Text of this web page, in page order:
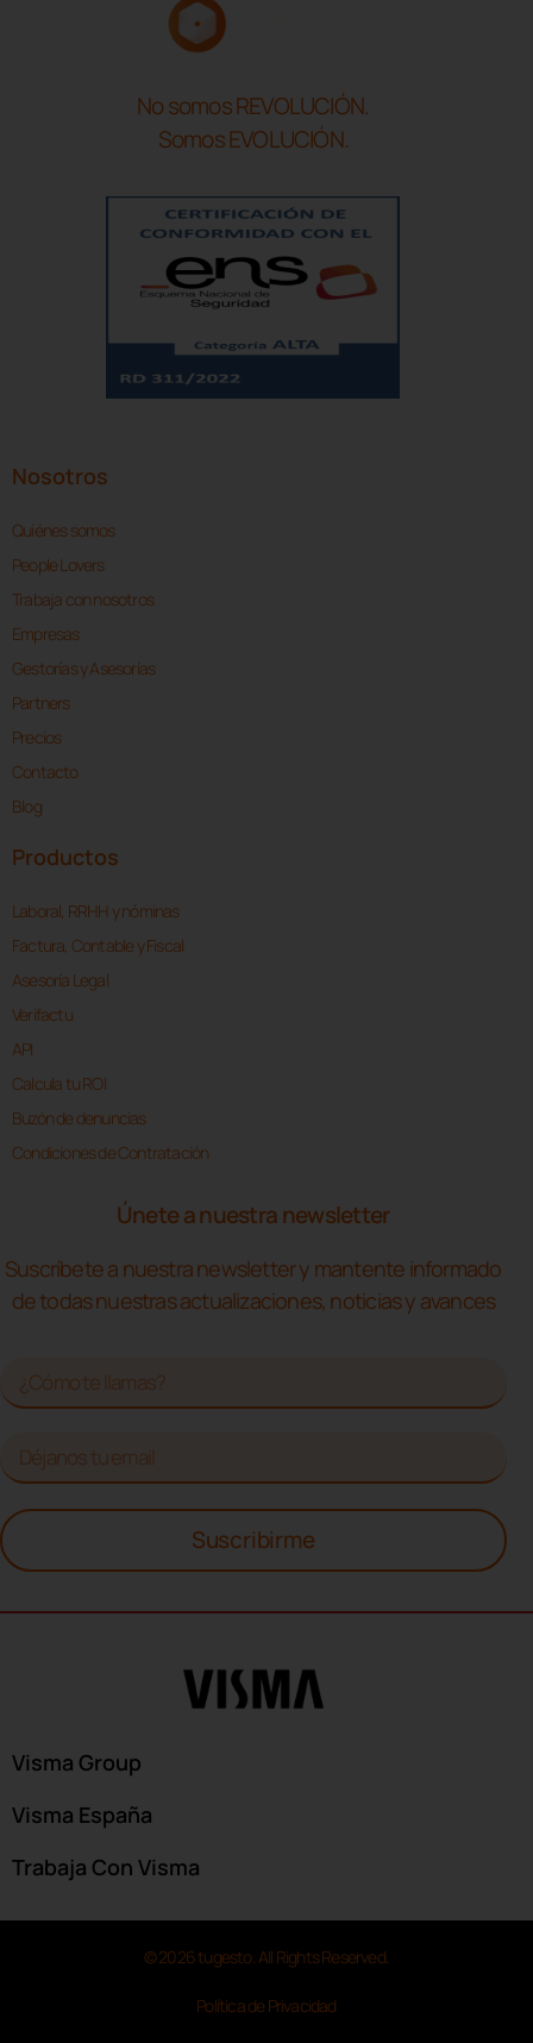
No somos REVOLUCIÓN.
Somos EVOLUCIÓN.
Nosotros
Quiénes somos
People Lovers
Trabaja con nosotros
Empresas
Gestorías y Asesorías
Partners
Precios
Contacto
Blog
Productos
Laboral, RRHH y nóminas
Factura, Contable y Fiscal
Asesoría Legal
Verifactu
API
Calcula tu ROI
Buzón de denuncias
Condiciones de Contratación
Únete a nuestra newsletter
Suscríbete a nuestra newsletter y mantente informado
de todas nuestras actualizaciones, noticias y avances
Suscribirme
Visma Group
Visma España
Trabaja Con Visma
© 2026 tugesto. All Rights Reserved.
Política de Privacidad